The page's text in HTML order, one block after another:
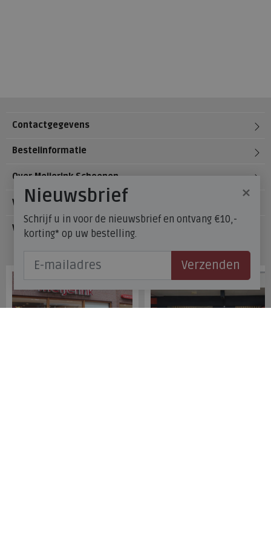
Contactgegevens
Bestelinformatie
Over Meijerink Schoenen
Voetzorg
Veelgestelde vragen
×
Nieuwsbrief
Schrijf u in voor de nieuwsbrief en ontvang €10,-
korting* op uw bestelling.
Verzenden